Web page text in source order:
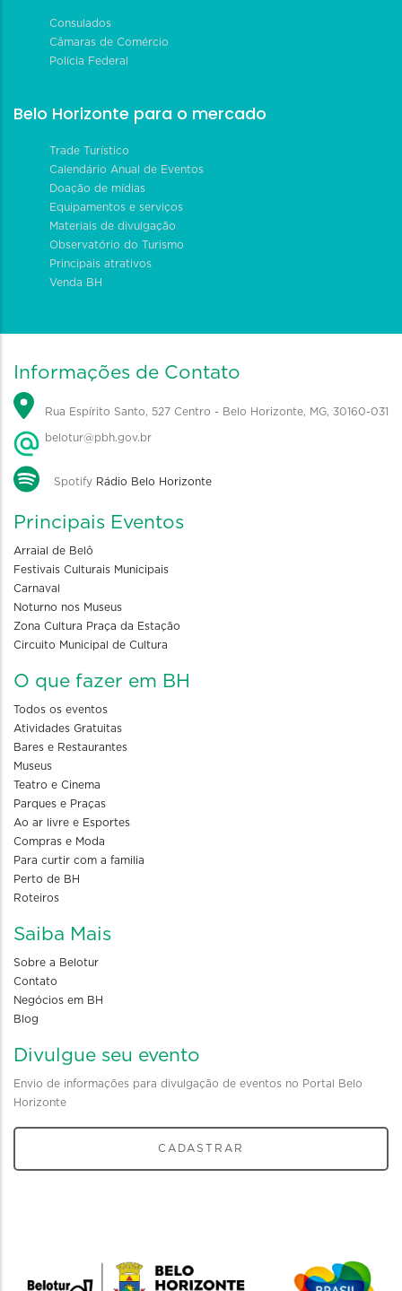
Consulados
Câmaras de Comércio
Polícia Federal
Belo Horizonte para o mercado
Trade Turístico
Calendário Anual de Eventos
Doação de mídias
Equipamentos e serviços
Materiais de divulgação
Observatório do Turismo
Principais atrativos
Venda BH
Informações de Contato
Rua Espírito Santo, 527 Centro - Belo Horizonte, MG, 30160-031
belotur@pbh.gov.br
Spotify Rádio Belo Horizonte
Principais Eventos
Arraial de Belô
Festivais Culturais Municipais
Carnaval
Noturno nos Museus
Zona Cultura Praça da Estação
Circuito Municipal de Cultura
O que fazer em BH
Todos os eventos
Atividades Gratuitas
Bares e Restaurantes
Museus
Teatro e Cinema
Parques e Praças
Ao ar livre e Esportes
Compras e Moda
Para curtir com a familia
Perto de BH
Roteiros
Saiba Mais
Sobre a Belotur
Contato
Negócios em BH
Blog
Divulgue seu evento
Envio de informações para divulgação de eventos no Portal Belo
Horizonte
CADASTRAR